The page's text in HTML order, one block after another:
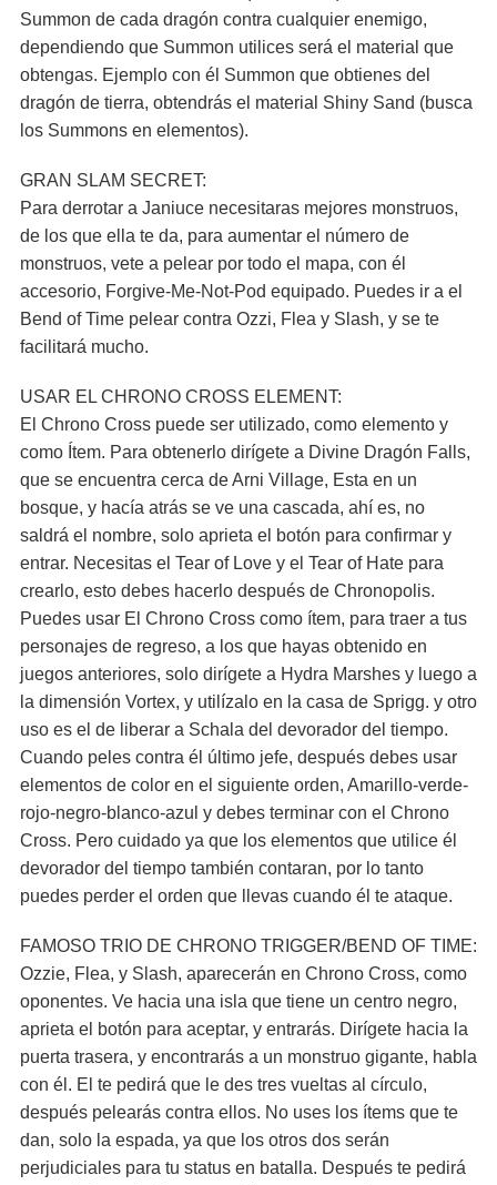
Summon de cada dragón contra cualquier enemigo,
dependiendo que Summon utilices será el material que
obtengas. Ejemplo con él Summon que obtienes del
dragón de tierra, obtendrás el material Shiny Sand (busca
los Summons en elementos).
GRAN SLAM SECRET:
Para derrotar a Janiuce necesitaras mejores monstruos,
de los que ella te da, para aumentar el número de
monstruos, vete a pelear por todo el mapa, con él
accesorio, Forgive-Me-Not-Pod equipado. Puedes ir a el
Bend of Time pelear contra Ozzi, Flea y Slash, y se te
facilitará mucho.
USAR EL CHRONO CROSS ELEMENT:
El Chrono Cross puede ser utilizado, como elemento y
como Ítem. Para obtenerlo dirígete a Divine Dragón Falls,
que se encuentra cerca de Arni Village, Esta en un
bosque, y hacía atrás se ve una cascada, ahí es, no
saldrá el nombre, solo aprieta el botón para confirmar y
entrar. Necesitas el Tear of Love y el Tear of Hate para
crearlo, esto debes hacerlo después de Chronopolis.
Puedes usar El Chrono Cross como ítem, para traer a tus
personajes de regreso, a los que hayas obtenido en
juegos anteriores, solo dirígete a Hydra Marshes y luego a
la dimensión Vortex, y utilízalo en la casa de Sprigg. y otro
uso es el de liberar a Schala del devorador del tiempo.
Cuando peles contra él último jefe, después debes usar
elementos de color en el siguiente orden, Amarillo-verde-
rojo-negro-blanco-azul y debes terminar con el Chrono
Cross. Pero cuidado ya que los elementos que utilice él
devorador del tiempo también contaran, por lo tanto
puedes perder el orden que llevas cuando él te ataque.
FAMOSO TRIO DE CHRONO TRIGGER/BEND OF TIME:
Ozzie, Flea, y Slash, aparecerán en Chrono Cross, como
oponentes. Ve hacia una isla que tiene un centro negro,
aprieta el botón para aceptar, y entrarás. Dirígete hacia la
puerta trasera, y encontrarás a un monstruo gigante, habla
con él. El te pedirá que le des tres vueltas al círculo,
después pelearás contra ellos. No uses los ítems que te
dan, solo la espada, ya que los otros dos serán
perjudiciales para tu status en batalla. Después te pedirá